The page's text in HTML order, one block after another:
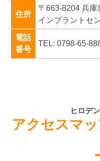
住所
〒663-8204 兵
インプラントセ
電話
番号
TEL: 0798-65-
ヒロデ
アクセスマ